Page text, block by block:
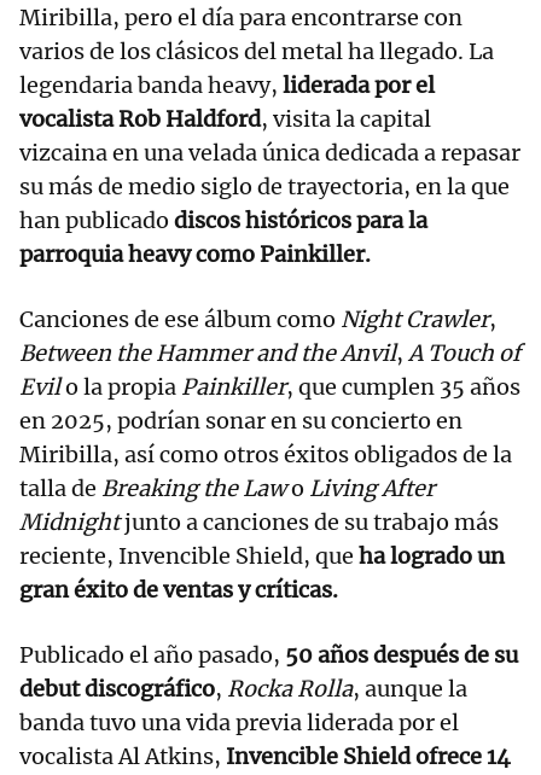
Miribilla, pero el día para encontrarse con
varios de los clásicos del metal ha llegado. La
legendaria banda heavy, liderada por el
vocalista Rob Haldford, visita la capital
vizcaina en una velada única dedicada a repasar
su más de medio siglo de trayectoria, en la que
han publicado discos históricos para la
parroquia heavy como Painkiller.
Canciones de ese álbum como Night Crawler,
Between the Hammer and the Anvil,A Touch of
Evilo la propia Painkiller, que cumplen 35 años
en 2025, podrían sonar en su concierto en
Miribilla, así como otros éxitos obligados de la
talla de Breaking the Lawo Living After
Midnightjunto a canciones de su trabajo más
reciente, Invencible Shield, que ha logrado un
gran éxito de ventas y críticas.
Publicado el año pasado, 50 años después de su
debut discográfico, Rocka Rolla, aunque la
banda tuvo una vida previa liderada por el
vocalista Al Atkins, Invencible Shield ofrece 14